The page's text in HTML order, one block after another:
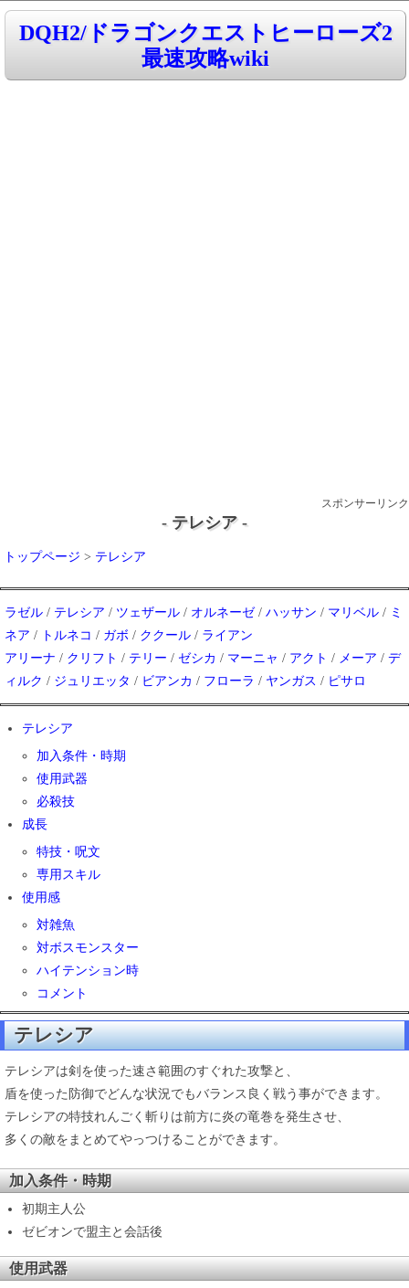
DQH2/ドラゴンクエストヒーローズ2
最速攻略wiki
スポンサーリンク
- テレシア -
トップページ > テレシア
ラゼル / テレシア / ツェザール / オルネーゼ/ ハッサン / マリベル / ミ
ネア / トルネコ / ガボ / ククール / ライアン
アリーナ / クリフト / テリー / ゼシカ / マーニャ / アクト / メーア / デ
ィルク / ジュリエッタ / ビアンカ / フローラ / ヤンガス / ピサロ
テレシア
加入条件・時期
使用武器
必殺技
成長
特技・呪文
専用スキル
使用感
対雑魚
対ボスモンスター
ハイテンション時
コメント
テレシア
テレシアは剣を使った速さ範囲のすぐれた攻撃と、
盾を使った防御でどんな状況でもバランス良く戦う事ができます。
テレシアの特技れんごく斬りは前方に炎の竜巻を発生させ、
多くの敵をまとめてやっつけることができます。
加入条件・時期
初期主人公
ゼビオンで盟主と会話後
使用武器